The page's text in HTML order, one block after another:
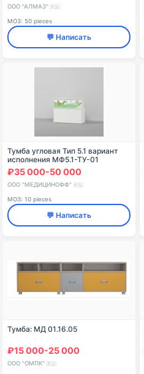
ООО "АЛМАЗ" 🇷🇺
МОЗ: 50 pieces
💬 Написать
Тумба угловая Тип 5.1 вариант
исполнения МФ5.1-ТУ-01
₽35 000-50 000
ООО "МЕДИЦИНОФФ" 🇷🇺
МОЗ: 10 pieces
💬 Написать
Тумба: МД 01.16.05
₽15 000-25 000
ООО "ОМПК" 🇷🇺